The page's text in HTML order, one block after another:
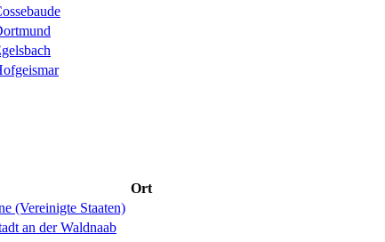
Ort
(Vereinigte Staaten)
an der Waldnaab